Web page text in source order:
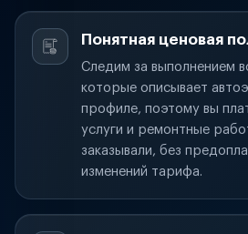
Понятная ценовая
Следим за выполнением
которые описывает
профиле, поэтому вы
услуги и ремонтные
заказывали, без
изменений тарифа.